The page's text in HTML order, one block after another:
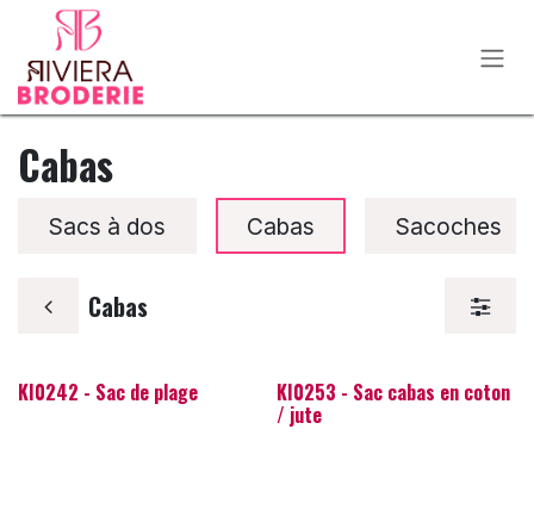
Se rendre au contenu
Cabas
Sacs à dos Cabas Sacoches
Cabas
KI0242 - Sac de plage KI0253 - Sac cabas en coton
/ jute